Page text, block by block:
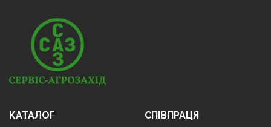
КАТАЛОГ СПІВПРАЦЯ